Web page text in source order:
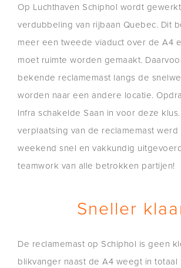
Op Luchthaven Schiphol wordt
verdubbeling van rijbaan Quebec. Dit
meer een tweede viaduct over de A4
moet ruimte worden gemaakt.
bekende reclamemast langs de
worden naar een andere locatie.
Infra schakelde Saan in voor deze
verplaatsing van de reclamemast
weekend snel en vakkundig
teamwork van alle betrokken partijen!
Sneller
De reclamemast op Schiphol is geen
blikvanger naast de A4 weegt in